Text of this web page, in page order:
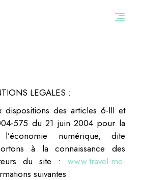
LEGALES :
dispositions des articles 6-III et
575 du 21 juin 2004 pour la
numérique, dite
à la connaissance des
du site : www.travel-me-
suivantes :